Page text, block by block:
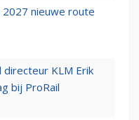
nieuwe route
directeur KLM Erik
bij ProRail